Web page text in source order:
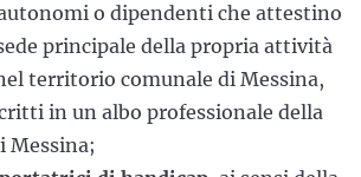
o dipendenti che attestino
principale della propria attività
territorio comunale di Messina,
in un albo professionale della
Messina;